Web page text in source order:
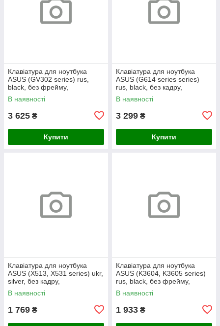
Клавіатура для ноутбука
ASUS (GV302 series) rus,
black, без фрейму,
підсвічування клавіш
В наявності
3 625 ₴
Купити
Клавіатура для ноутбука
ASUS (G614 series series)
rus, black, без кадру,
підсвічування клавіш (RGB 4)
В наявності
3 299 ₴
Купити
Клавіатура для ноутбука
ASUS (X513, X531 series) ukr,
silver, без кадру,
підсвічування клавіш
В наявності
1 769 ₴
Клавіатура для ноутбука
ASUS (K3604, K3605 series)
rus, black, без фрейму,
підсвічування клавіш
В наявності
1 933 ₴